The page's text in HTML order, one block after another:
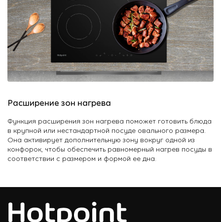
Расширение зон нагрева
Функция расширения зон нагрева поможет готовить блюда
в крупной или нестандартной посуде овального размера.
Она активирует дополнительную зону вокруг одной из
конфорок, чтобы обеспечить равномерный нагрев посуды в
соответствии с размером и формой ее дна.